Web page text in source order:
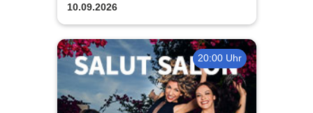
10.09.2026
20:00 Uhr